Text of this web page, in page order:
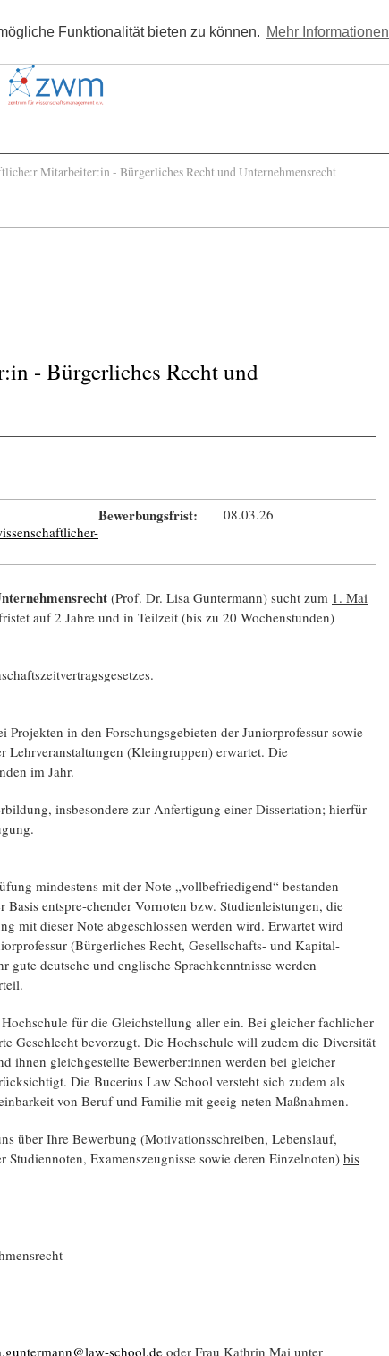
Funktionalität bieten zu können. Mehr Informationen
Kostenlos registrieren
Mitarbeiter:in - Bürgerliches Recht und Unternehmensrecht
- Bürgerliches Recht und
Bewerbungsfrist: 08.03.26
(Prof. Dr. Lisa Guntermann) sucht zum 1. Mai
auf 2 Jahre und in Teilzeit (bis zu 20 Wochenstunden)
in den Forschungsgebieten der Juniorprofessur sowie
(Kleingruppen) erwartet. Die
im Jahr.
insbesondere zur Anfertigung einer Dissertation; hierfür
mindestens mit der Note „vollbefriedigend“ bestanden
entspre-chender Vornoten bzw. Studienleistungen, die
mit dieser Note abgeschlossen werden wird. Erwartet wird
(Bürgerliches Recht, Gesellschafts- und Kapital-
deutsche und englische Sprachkenntnisse werden
für die Gleichstellung aller ein. Bei gleicher fachlicher
Geschlecht bevorzugt. Die Hochschule will zudem die Diversität
ihnen gleichgestellte Bewerber:innen werden bei gleicher
Die Bucerius Law School versteht sich zudem als
von Beruf und Familie mit geeig-neten Maßnahmen.
über Ihre Bewerbung (Motivationsschreiben, Lebenslauf,
Examenszeugnisse sowie deren Einzelnoten) bis
school.de oder Frau Kathrin Mai unter